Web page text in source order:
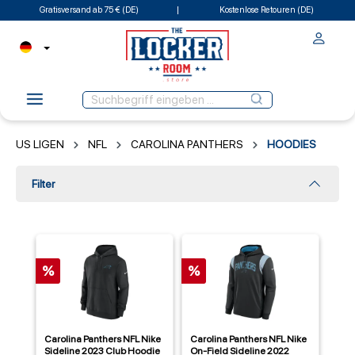
Gratisversand ab 75 € (DE) Kostenlose Retouren (DE)
US LIGEN NFL CAROLINA PANTHERS HOODIES
Filter
%
Carolina Panthers NFL Nike
Sideline 2023 Club Hoodie
%
Carolina Panthers NFL Nike
On-Field Sideline 2022